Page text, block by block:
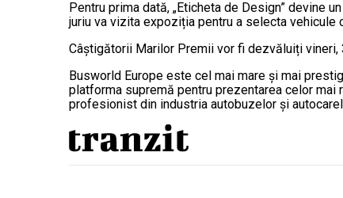
Pentru prima dată, „Eticheta de Design” devine
juriu va vizita expoziția pentru a selecta vehicule
Câștigătorii Marilor Premii vor fi dezvăluiți
Busworld Europe este cel mai mare și mai
platforma supremă pentru prezentarea celor
profesionist din industria autobuzelor și